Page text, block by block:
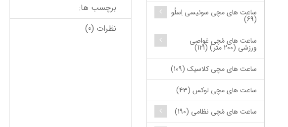
ساعت های مچی سوئیسی اِسلُو
(69)
ساعت های مُچی غواصی
ورزشی (200 متر) (121)
ساعت های مچی کلاسیک (109)
ساعت های مچی لوکس (43)
ساعت های مُچی نظامی (190)
برچسب ها:
نظرات (0)